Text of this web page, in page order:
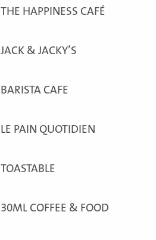
THE HAPPINESS CAFÉ
JACK & JACKY’S
BARISTA CAFE
LE PAIN QUOTIDIEN
TOASTABLE
30ML COFFEE & FOOD